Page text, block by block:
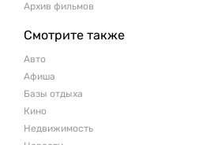
Архив фильмов
Смотрите также
Авто
Афиша
Базы отдыха
Кино
Недвижимость